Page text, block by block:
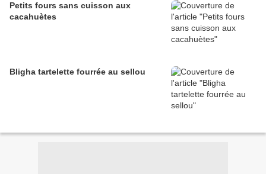
Petits fours sans cuisson aux
cacahuètes
Bligha tartelette fourrée au sellou